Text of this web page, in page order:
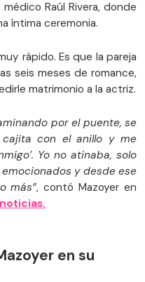
Raúl Rivera, donde
íntima ceremonia.
rápido. Es que la pareja
seis meses de romance,
matrimonio a la actriz.
por el puente, se
con el anillo y me
Yo no atinaba, solo
y desde ese
más”, contó Mazoyer en
en su